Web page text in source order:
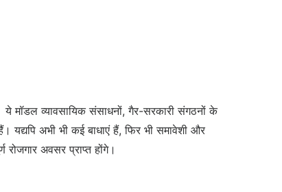
ये मॉडल व्यावसायिक संसाधनों, गैर-सरकारी संगठनों के
अभी भी कई बाधाएं हैं, फिर भी समावेशी और
अवसर प्राप्त होंगे।